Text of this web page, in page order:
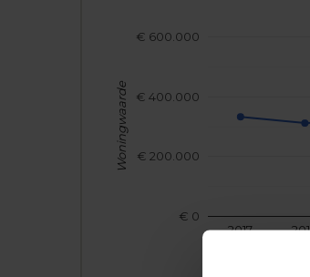
2017
€ 0
€ 200.000
€ 400.000
€ 600.000
Woningwaarde